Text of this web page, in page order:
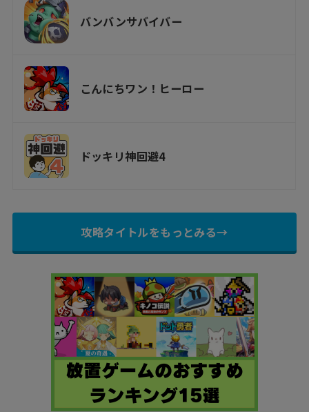
バンバンサバイバー
こんにちワン！ヒーロー
ドッキリ神回避4
攻略タイトルをもっとみる→